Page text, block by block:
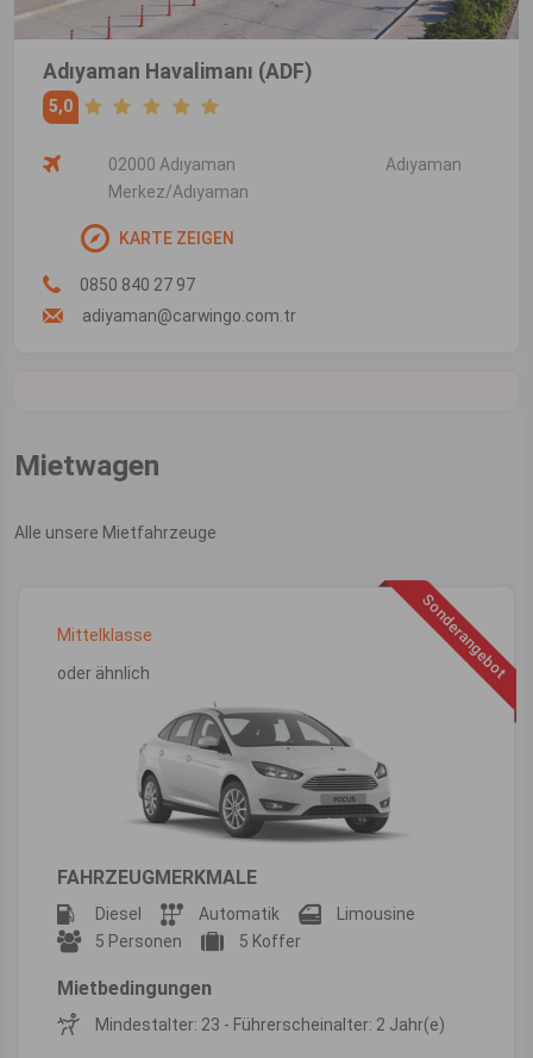
Mietwagen
Alle unsere Mietfahrzeuge
Sonderangebot
Mittelklasse
oder ähnlich
FAHRZEUGMERKMALE
Diesel Automatik
Limousine
5 Personen
5 Koffer
Mietbedingungen
Mindestalter: 23 - Führerscheinalter: 2 Jahr(e)
Adıyaman Havalimanı (ADF)
5,0
02000 Adıyaman
Merkez/Adıyaman
Adıyaman
KARTE ZEIGEN
0850 840 27 97
adiyaman@carwingo.com.tr